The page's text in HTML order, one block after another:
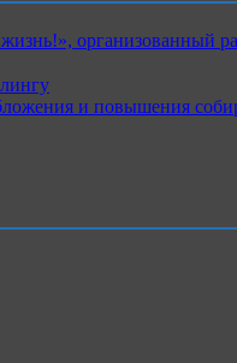
организованный
и повышения